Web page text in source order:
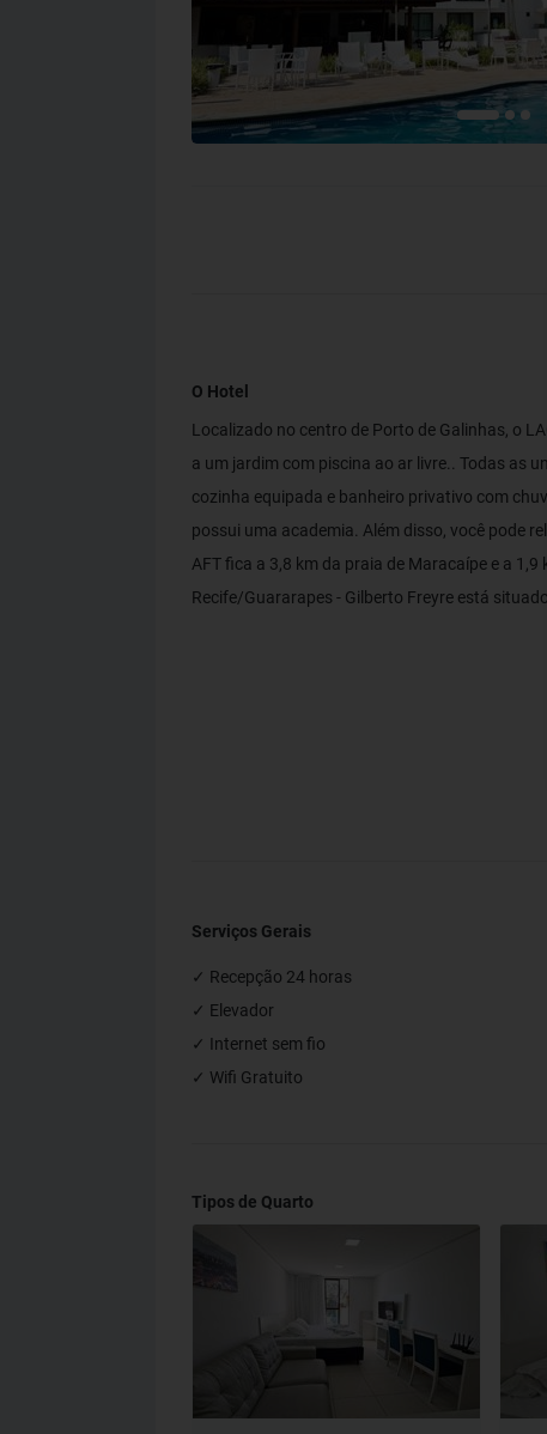
O Hotel
Localizado no centro de Porto de Galinhas, o
a um jardim com piscina ao ar livre.. Todas as
cozinha equipada e banheiro privativo com
possui uma academia. Além disso, você pode
AFT fica a 3,8 km da praia de Maracaípe e a
Recife/Guararapes - Gilberto Freyre está
Serviços Gerais
✓ Recepção 24 horas
✓ Elevador
✓ Internet sem fio
✓ Wifi Gratuito
Tipos de Quarto